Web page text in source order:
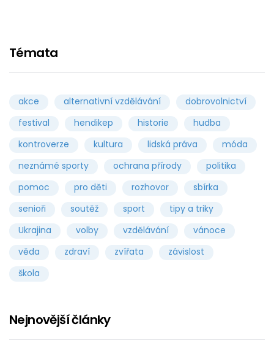
Témata
akce alternativní vzdělávání
dobrovolnictví
festival
hendikep historie
hudba
kontroverze
kultura lidská práva
móda
neznámé sporty
ochrana přírody
politika
pomoc
pro děti rozhovor
sbírka
senioři
soutěž sport
tipy a triky
Ukrajina
volby vzdělávání
vánoce
věda
zdraví zvířata
závislost
škola
Nejnovější články